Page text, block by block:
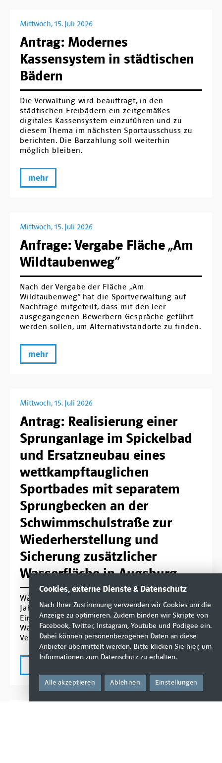
Mittwoch, 15. Juli 2026
Antrag: Modernes
Kassensystem in städtischen
Bädern
Die Verwaltung wird beauftragt, in den
städtischen Freibädern ein zeitgemäßes
digitales Kassensystem einzuführen und zu
diesem Thema im nächsten Sportausschuss zu
berichten. Die Barzahlung soll weiterhin
möglich bleiben.
mehr
Mittwoch, 15. Juli 2026
Anfrage: Vergabe Fläche „Am
Wildtaubenweg“
Nach der Vergabe der Fläche „Am
Wildtaubenweg“ hat die Sportverwaltung auf
Nachfrage mitgeteilt, dass mit den leer
ausgegangenen Bewerbern Gespräche geführt
werden sollen, um Alternativstandorte zu finden.
mehr
Mittwoch, 15. Juli 2026
Antrag: Realisierung einer
Sprunganlage im Spickelbad
und Ersatzneubau eines
wettkampftauglichen
Sportbades mit separatem
Sprungbecken an der
Schwimmschulstraße zur
Wiederherstellung und
Sicherung zusätzlicher
Wasserfläche in Augsburg
Während Augsburg in den vergangenen
Jahrzehnten deutlich gewachsen ist, stehen pro
Einwohner heute deutlich weniger
Wasserflächen in Frei- und Hallenbädern zur
Verfügung.
Cookies, externe Dienste & Datenschutz
Nach Ihrer Zustimmung verwenden wir Cookies um die
Anzeige zu optimieren. Zudem binden wir Skripte von
Facebook, Twitter, Instagram, Youtube und Podigee ein.
Dabei können personenbezogenen Daten an diese
Anbieter übermittelt werden. Bitte klicken Sie hier, um
Informationen zum Datenschutz zu erhalten.
Alle akzeptieren Ablehnen Einstellungen